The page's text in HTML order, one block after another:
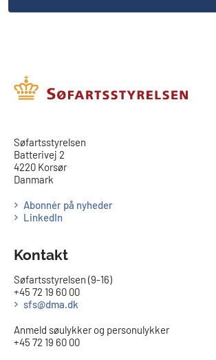
​​Søfartsstyrelsen
Batterivej 2
4220 Korsør
Danmark
Abonnér på nyheder
LinkedIn
Kontakt
Søfartsstyrelsen (9-16)
+45 72 19 60 00
sfs@dma.dk
Anmeld søulykker og personulykker
+45 72 19 60 00